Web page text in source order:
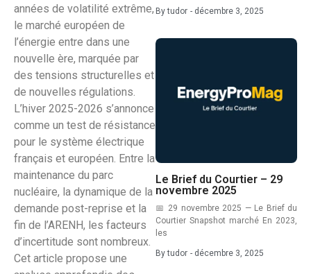
années de volatilité extrême,
le marché européen de
l’énergie entre dans une
nouvelle ère, marquée par
des tensions structurelles et
de nouvelles régulations.
L’hiver 2025-2026 s’annonce
comme un test de résistance
pour le système électrique
français et européen. Entre la
maintenance du parc
nucléaire, la dynamique de la
demande post-reprise et la
fin de l’ARENH, les facteurs
d’incertitude sont nombreux.
Cet article propose une
Bytudor - décembre 3, 2025
Le Brief du Courtier – 29
novembre 2025
📅 29 novembre 2025 — Le Brief du
Courtier Snapshot marché En 2023,
les
Bytudor - décembre 3, 2025